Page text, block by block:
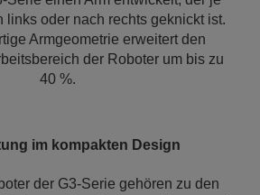
links oder nach rechts geknickt ist.
Armgeometrie erweitert den
der Roboter um bis zu
40 %.
im kompakten Design
der G3-Serie gehören zu den